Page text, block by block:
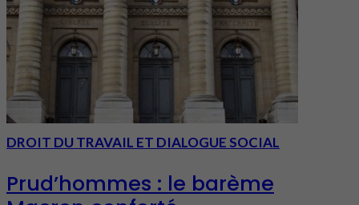
DROIT DU TRAVAIL ET DIALOGUE SOCIAL
Prud’hommes : le barème